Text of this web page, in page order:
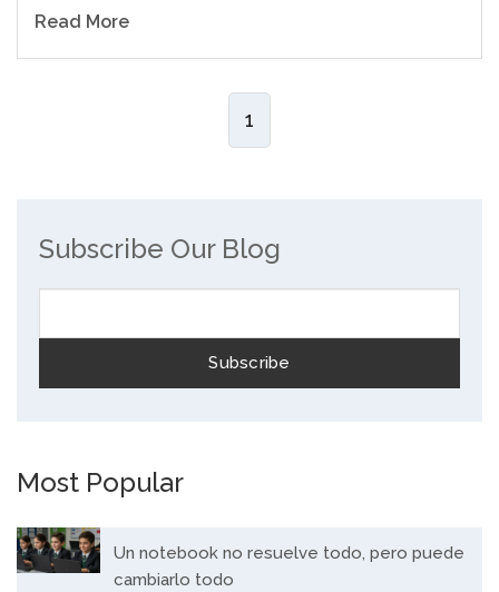
Read More
1
Subscribe Our Blog
Most Popular
Un notebook no resuelve todo, pero puede
cambiarlo todo